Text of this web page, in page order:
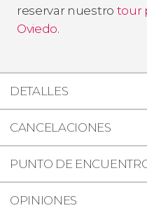
reservar nuestro tour
Oviedo.
DETALLES
CANCELACIONES
PUNTO DE
OPINIONES